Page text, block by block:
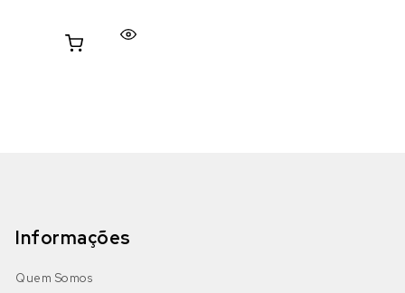
Informações
Quem Somos